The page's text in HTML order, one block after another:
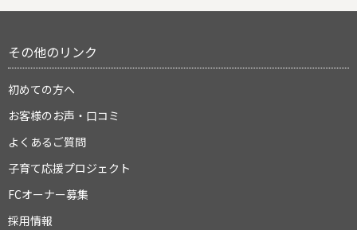
その他のリンク
初めての方へ
お客様のお声・口コミ
よくあるご質問
子育て応援プロジェクト
FCオーナー募集
採用情報